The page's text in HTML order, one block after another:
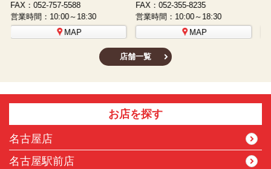
FAX：052-508-5930
営業時間：10:00～18:30
MAP
FAX：052-481-3587
営業時間：10:00～18:30
MAP
店舗一覧
お店を探す
名古屋店
名古屋駅前店